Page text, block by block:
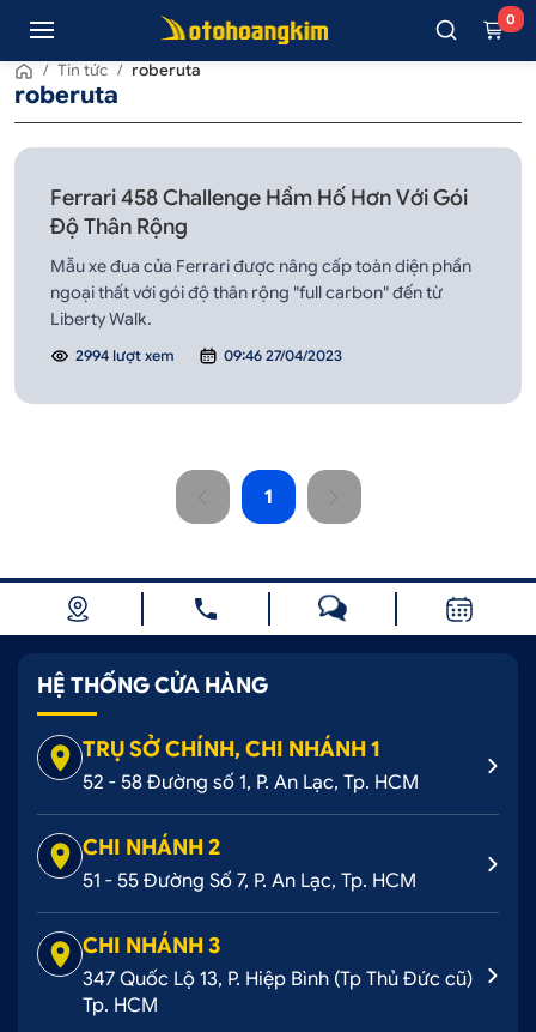
0
/ Tin tức / roberuta
roberuta
Ferrari 458 Challenge Hầm Hố Hơn Với Gói
Độ Thân Rộng
Mẫu xe đua của Ferrari được nâng cấp toàn diện phần
ngoại thất với gói độ thân rộng "full carbon" đến từ
Liberty Walk.
2994 lượt xem 09:46 27/04/2023
1
HỆ THỐNG CỬA HÀNG
TRỤ SỞ CHÍNH, CHI NHÁNH 1
52 - 58 Đường số 1, P. An Lạc, Tp. HCM
CHI NHÁNH 2
51 - 55 Đường Số 7, P. An Lạc, Tp. HCM
CHI NHÁNH 3
347 Quốc Lộ 13, P. Hiệp Bình (Tp Thủ Đức cũ)
Tp. HCM